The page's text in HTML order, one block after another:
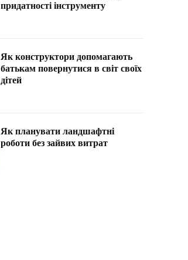
придатності інструменту
Як конструктори допомагають
батькам повернутися в світ своїх
дітей
Як планувати ландшафтні
роботи без зайвих витрат